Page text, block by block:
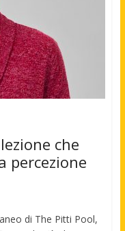
che
percezione
di The Pitti Pool,